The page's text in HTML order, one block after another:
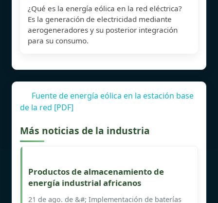
¿Qué es la energía eólica en la red eléctrica?
Es la generación de electricidad mediante
aerogeneradores y su posterior integración
para su consumo.
Fuente de energía eólica en la estación base
de la red [PDF]
Más noticias de la industria
Productos de almacenamiento de
energía industrial africanos
21 de ago. de &#; Implementación de baterías